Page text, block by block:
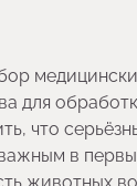
для
что
в